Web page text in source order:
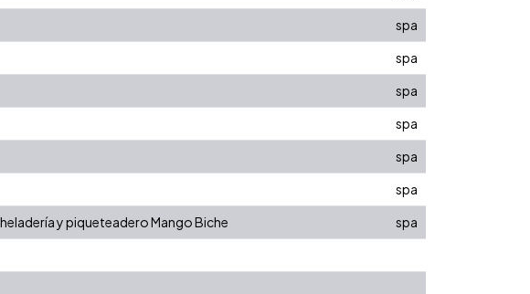
spa
spa
spa
spa
spa
spa
y piqueteadero Mango Biche
spa